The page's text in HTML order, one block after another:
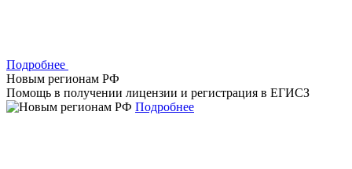
Подробнее
Новым регионам РФ
Помощь в получении лицензии и регистрация в ЕГИСЗ
Подробнее